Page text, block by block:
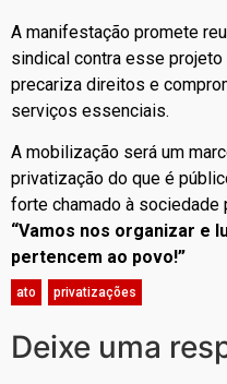
A manifestação promete
sindical contra esse
precariza direitos e
serviços essenciais.
A mobilização será um
privatização do que é
forte chamado à
“Vamos nos organizar e
pertencem ao povo!”
ato privatizações
Deixe uma